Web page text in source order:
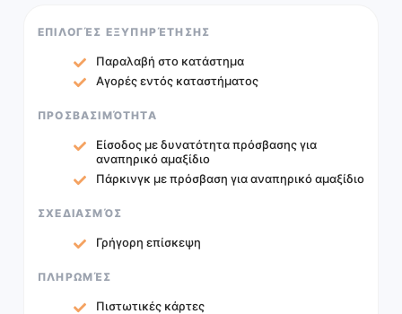
ΕΠΙΛΟΓΈΣ ΕΞΥΠΗΡΈΤΗΣΗΣ
Παραλαβή στο κατάστημα
Αγορές εντός καταστήματος
ΠΡΟΣΒΑΣΙΜΌΤΗΤΑ
Είσοδος με δυνατότητα πρόσβασης για
αναπηρικό αμαξίδιο
Πάρκινγκ με πρόσβαση για αναπηρικό αμαξίδιο
ΣΧΕΔΙΑΣΜΌΣ
Γρήγορη επίσκεψη
ΠΛΗΡΩΜΈΣ
Πιστωτικές κάρτες